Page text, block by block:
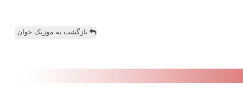
بازگشت به موزیک خوان